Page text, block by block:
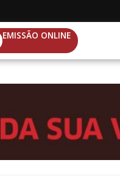
EMISSÃO ONLINE